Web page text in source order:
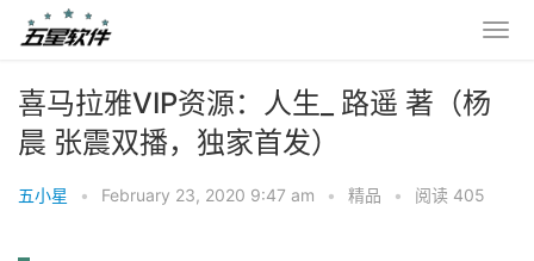
喜马拉雅VIP资源：人生_ 路遥 著（杨
晨 张震双播，独家首发）
五小星 • February 23, 2020 9:47 am • 精品 • 阅读 405